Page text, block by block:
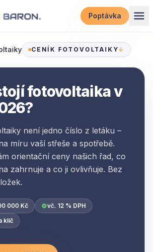
Poptávka
CENÍK FOTOVOLTAIKY↓
fotovoltaika v
není jedno číslo z letáku –
míru vaší střeše a spotřebě.
orientační ceny našich řad, co
zahrnuje a co ji ovlivňuje. Bez
000 Kč
vč. 12 % DPH
klíč